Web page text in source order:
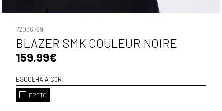
72036769
BLAZER SMK COULEUR NOIRE
159.99€
ESCOLHA A COR:
PRETO